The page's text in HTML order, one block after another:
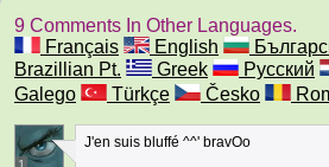
9 Comments In Other Languages.
Français
English
Brazillian Pt.
Greek Русский
Galego
Türkçe Česko
J'en suis bluffé ^^' bravOo